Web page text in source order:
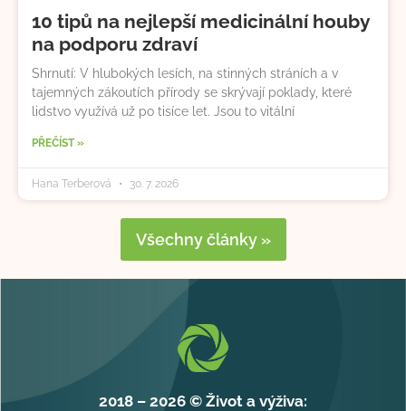
10 tipů na nejlepší medicinální houby
na podporu zdraví
Shrnutí: V hlubokých lesích, na stinných stráních a v
tajemných zákoutích přírody se skrývají poklady, které
lidstvo využívá už po tisíce let. Jsou to vitální
PŘEČÍST »
Hana Terberová 30. 7. 2026
Všechny články »
2018 – 2026 © Život a výživa: